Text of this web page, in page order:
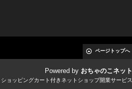
ページトップへ
Powered by おちゃのこネット
ョッピングカート付きネットショップ開業サービス